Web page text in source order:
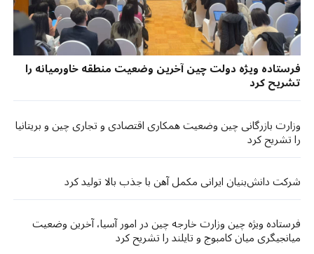
فرستاده ویژه دولت چین آخرین وضعیت منطقه خاورمیانه را
تشریح کرد
وزارت بازرگانی چین وضعیت همکاری اقتصادی و تجاری چین و بریتانیا
را تشریح کرد
شرکت دانش‌بنیان ایرانی مکمل آهن با جذب بالا تولید کرد
فرستاده ویژه چین وزارت خارجه چین در امور آسیا، آخرین وضعیت
میانجیگری میان کامبوج و تایلند را تشریح کرد